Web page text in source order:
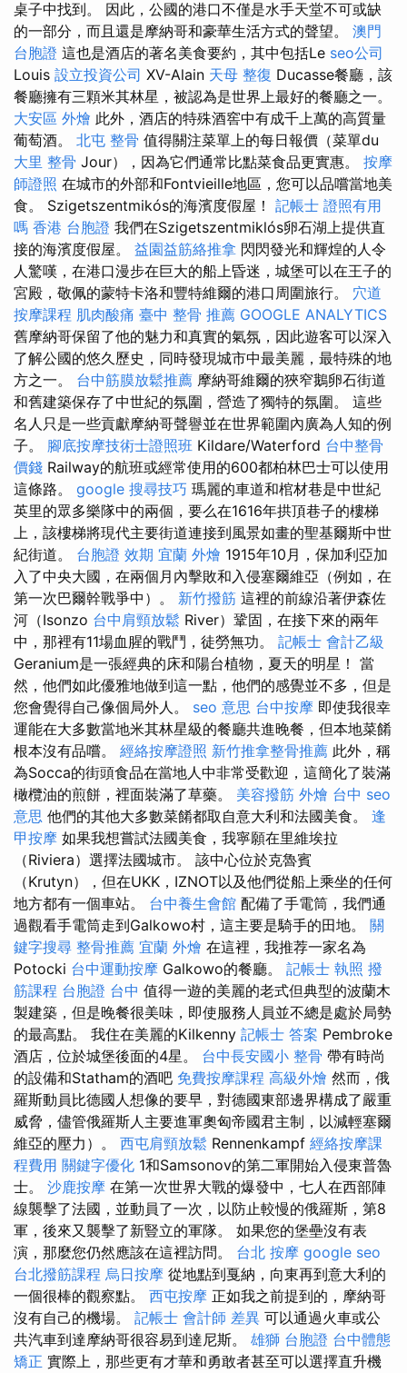
桌子中找到。 因此，公國的港口不僅是水手天堂不可或缺
的一部分，而且還是摩納哥和豪華生活方式的聲望。 澳門
台胞證 這也是酒店的著名美食要約，其中包括Le seo公司
Louis 設立投資公司 XV-Alain 天母 整復 Ducasse餐廳，該
餐廳擁有三顆米其林星，被認為是世界上最好的餐廳之一。
大安區 外燴 此外，酒店的特殊酒窖中有成千上萬的高質量
葡萄酒。 北屯 整骨 值得關注菜單上的每日報價（菜單du
大里 整骨 Jour），因為它們通常比點菜食品更實惠。 按摩
師證照 在城市的外部和Fontvieille地區，您可以品嚐當地美
食。 Szigetszentmikós的海濱度假屋！ 記帳士 證照有用
嗎 香港 台胞證 我們在Szigetszentmiklós卵石湖上提供直
接的海濱度假屋。 益園益筋絡推拿 閃閃發光和輝煌的人令
人驚嘆，在港口漫步在巨大的船上昏迷，城堡可以在王子的
宮殿，敬佩的蒙特卡洛和豐特維爾的港口周圍旅行。 穴道
按摩課程 肌肉酸痛 臺中 整骨 推薦 GOOGLE ANALYTICS
舊摩納哥保留了他的魅力和真實的氣氛，因此遊客可以深入
了解公國的悠久歷史，同時發現城市中最美麗，最特殊的地
方之一。 台中筋膜放鬆推薦 摩納哥維爾的狹窄鵝卵石街道
和舊建築保存了中世紀的氛圍，營造了獨特的氛圍。 這些
名人只是一些貢獻摩納哥聲譽並在世界範圍內廣為人知的例
子。 腳底按摩技術士證照班 Kildare/Waterford 台中整骨
價錢 Railway的航班或經常使用的600都柏林巴士可以使用
這條路。 google 搜尋技巧 瑪麗的車道和棺材巷是中世紀
英里的眾多樂隊中的兩個，要么在1616年拱頂巷子的樓梯
上，該樓梯將現代主要街道連接到風景如畫的聖基爾斯中世
紀街道。 台胞證 效期 宜蘭 外燴 1915年10月，保加利亞加
入了中央大國，在兩個月內擊敗和入侵塞爾維亞（例如，在
第一次巴爾幹戰爭中）。 新竹撥筋 這裡的前線沿著伊森佐
河（Isonzo 台中肩頸放鬆 River）鞏固，在接下來的兩年
中，那裡有11場血腥的戰鬥，徒勞無功。 記帳士 會計乙級
Geranium是一張經典的床和陽台植物，夏天的明星！ 當
然，他們如此優雅地做到這一點，他們的感覺並不多，但是
您會覺得自己像個局外人。 seo 意思 台中按摩 即使我很幸
運能在大多數當地米其林星級的餐廳共進晚餐，但本地菜餚
根本沒有品嚐。 經絡按摩證照 新竹推拿整骨推薦 此外，稱
為Socca的街頭食品在當地人中非常受歡迎，這簡化了裝滿
橄欖油的煎餅，裡面裝滿了草藥。 美容撥筋 外燴 台中 seo
意思 他們的其他大多數菜餚都取自意大利和法國美食。 逢
甲按摩 如果我想嘗試法國美食，我寧願在里維埃拉
（Riviera）選擇法國城市。 該中心位於克魯賓
（Krutyn），但在UKK，IZNOT以及他們從船上乘坐的任何
地方都有一個車站。 台中養生會館 配備了手電筒，我們通
過觀看手電筒走到Galkowo村，這主要是騎手的田地。 關
鍵字搜尋 整骨推薦 宜蘭 外燴 在這裡，我推荐一家名為
Potocki 台中運動按摩 Galkowo的餐廳。 記帳士 執照 撥
筋課程 台胞證 台中 值得一遊的美麗的老式但典型的波蘭木
製建築，但是晚餐很美味，即使服務人員並不總是處於局勢
的最高點。 我住在美麗的Kilkenny 記帳士 答案 Pembroke
酒店，位於城堡後面的4星。 台中長安國小 整骨 帶有時尚
的設備和Statham的酒吧 免費按摩課程 高級外燴 然而，俄
羅斯動員比德國人想像的要早，對德國東部邊界構成了嚴重
威脅，儘管俄羅斯人主要進軍奧匈帝國君主制，以減輕塞爾
維亞的壓力）。 西屯肩頸放鬆 Rennenkampf 經絡按摩課
程費用 關鍵字優化 1和Samsonov的第二軍開始入侵東普魯
士。 沙鹿按摩 在第一次世界大戰的爆發中，七人在西部陣
線襲擊了法國，並動員了一次，以防止較慢的俄羅斯，第8
軍，後來又襲擊了新豎立的軍隊。 如果您的堡壘沒有表
演，那麼您仍然應該在這裡訪問。 台北 按摩 google seo
台北撥筋課程 烏日按摩 從地點到戛納，向東再到意大利的
一個很棒的觀察點。 西屯按摩 正如我之前提到的，摩納哥
沒有自己的機場。 記帳士 會計師 差異 可以通過火車或公
共汽車到達摩納哥很容易到達尼斯。 雄獅 台胞證 台中體態
矯正 實際上，那些更有才華和勇敢者甚至可以選擇直升機